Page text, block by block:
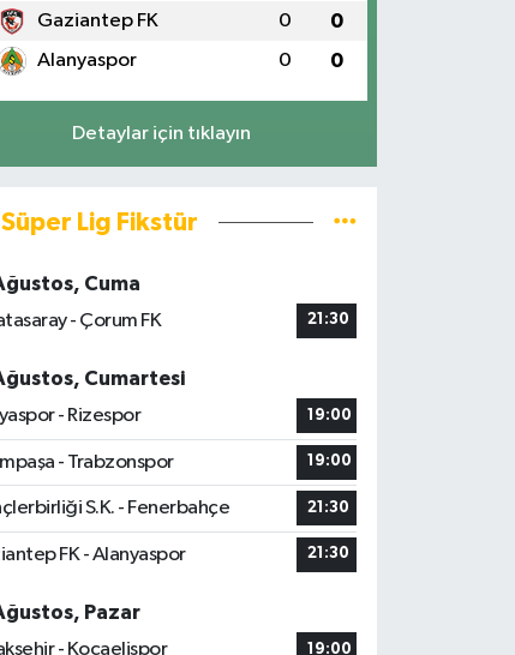
Gaziantep FK 0 0
Alanyaspor 0 0
Detaylar için tıklayın
Süper Lig Fikstür
Cuma
- Çorum FK
21:30
Cumartesi
- Rizespor
19:00
- Trabzonspor 19:00
S.K. - Fenerbahçe 21:30
FK - Alanyaspor 21:30
Pazar
- Kocaelispor
19:00